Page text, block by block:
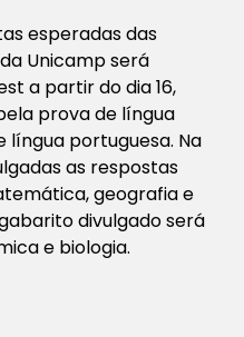
esperadas das
Unicamp será
a partir do dia 16,
prova de língua
portuguesa. Na
as respostas
geografia e
divulgado será
e biologia.